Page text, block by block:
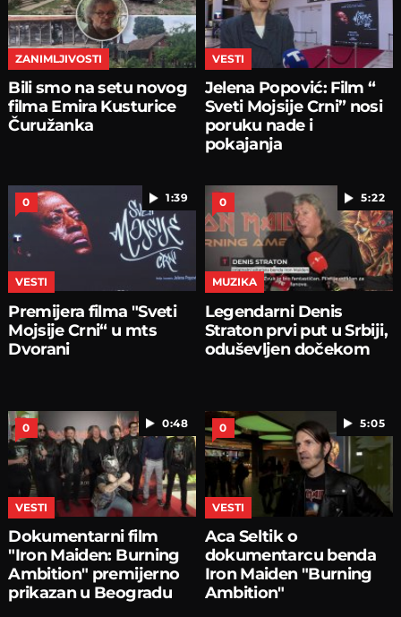
ZANIMLJIVOSTI
Bili smo na setu novog
filma Emira Kusturice
Čuružanka
VESTI
Jelena Popović: Film “
Sveti Mojsije Crni” nosi
poruku nade i
pokajanja
1:39
0
VESTI
Premijera filma "Sveti
Mojsije Crni“ u mts
Dvorani
5:22
0
MUZIKA
Legendarni Denis
Straton prvi put u Srbiji,
oduševljen dočekom
0:48
0
VESTI
Dokumentarni film
"Iron Maiden: Burning
Ambition" premijerno
prikazan u Beogradu
5:05
0
VESTI
Aca Seltik o
dokumentarcu benda
Iron Maiden "Burning
Ambition"